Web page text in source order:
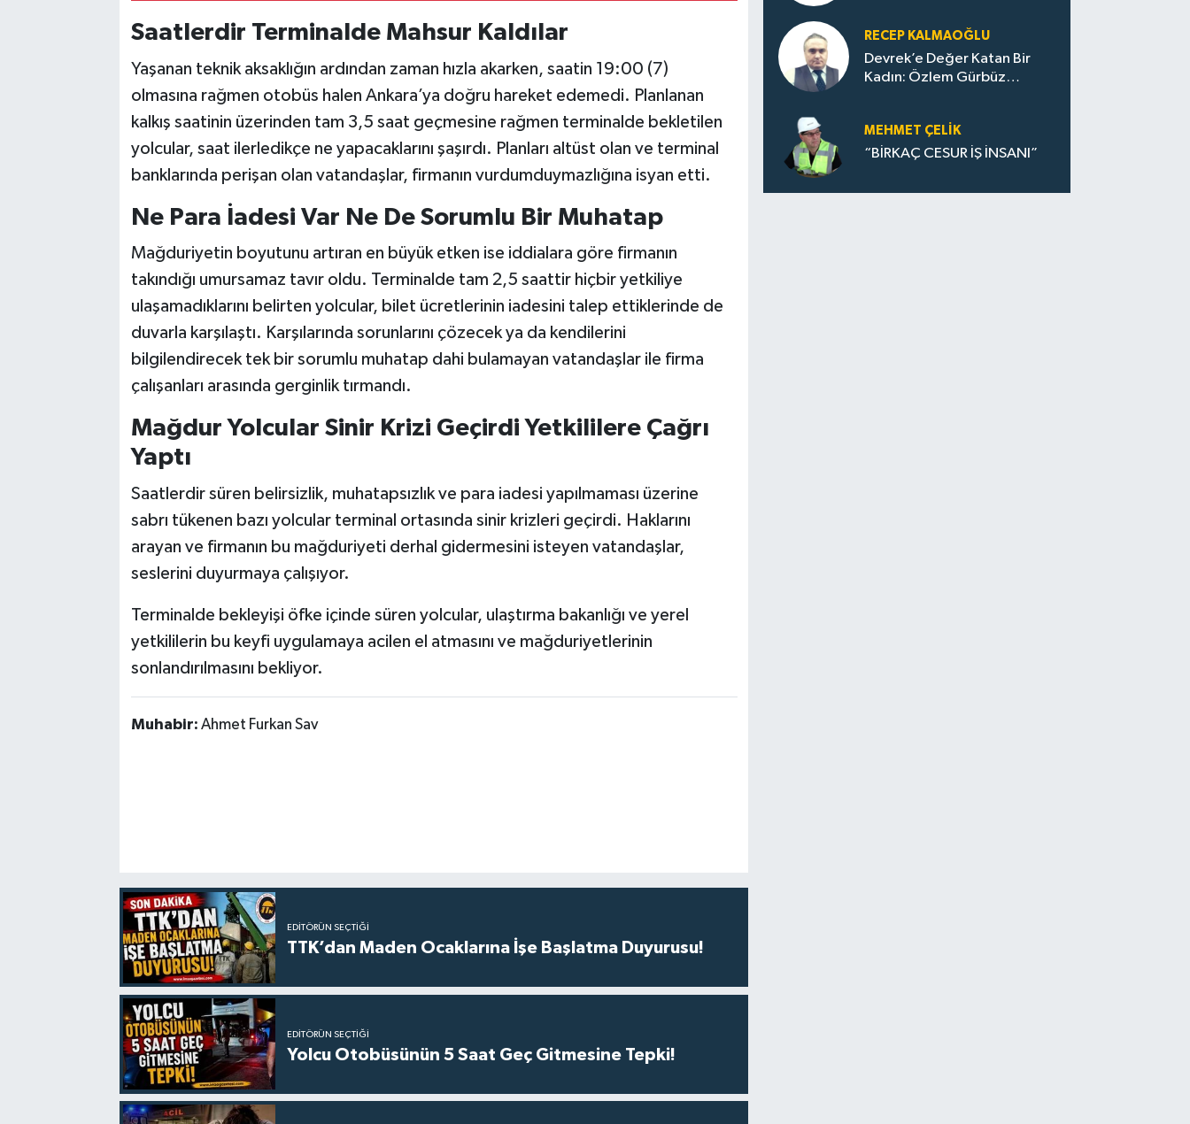
​Saatlerdir Terminalde Mahsur Kaldılar
​Yaşanan teknik aksaklığın ardından zaman hızla akarken, saatin 19:00 (7)
olmasına rağmen otobüs halen Ankara’ya doğru hareket edemedi. Planlanan
kalkış saatinin üzerinden tam 3,5 saat geçmesine rağmen terminalde bekletilen
yolcular, saat ilerledikçe ne yapacaklarını şaşırdı. Planları altüst olan ve terminal
banklarında perişan olan vatandaşlar, firmanın vurdumduymazlığına isyan etti.
​Ne Para İadesi Var Ne De Sorumlu Bir Muhatap
​Mağduriyetin boyutunu artıran en büyük etken ise iddialara göre firmanın
takındığı umursamaz tavır oldu. Terminalde tam 2,5 saattir hiçbir yetkiliye
ulaşamadıklarını belirten yolcular, bilet ücretlerinin iadesini talep ettiklerinde de
duvarla karşılaştı. Karşılarında sorunlarını çözecek ya da kendilerini
bilgilendirecek tek bir sorumlu muhatap dahi bulamayan vatandaşlar ile firma
çalışanları arasında gerginlik tırmandı.
​Mağdur Yolcular Sinir Krizi Geçirdi Yetkililere Çağrı
Yaptı
​Saatlerdir süren belirsizlik, muhatapsızlık ve para iadesi yapılmaması üzerine
sabrı tükenen bazı yolcular terminal ortasında sinir krizleri geçirdi. Haklarını
arayan ve firmanın bu mağduriyeti derhal gidermesini isteyen vatandaşlar,
seslerini duyurmaya çalışıyor.
Terminalde bekleyişi öfke içinde süren yolcular, ulaştırma bakanlığı ve yerel
yetkililerin bu keyfi uygulamaya acilen el atmasını ve mağduriyetlerinin
sonlandırılmasını bekliyor.
Muhabir: Ahmet Furkan Sav
EDITÖRÜN SEÇTIĞI
TTK’dan Maden Ocaklarına İşe Başlatma Duyurusu!
EDITÖRÜN SEÇTIĞI
Yolcu Otobüsünün 5 Saat Geç Gitmesine Tepki!
RECEP KALMAOĞLU
Devrek’e Değer Katan Bir
Kadın: Özlem Gürbüz
MEHMET ÇELIK
“BİRKAÇ CESUR İŞ İNSANI”